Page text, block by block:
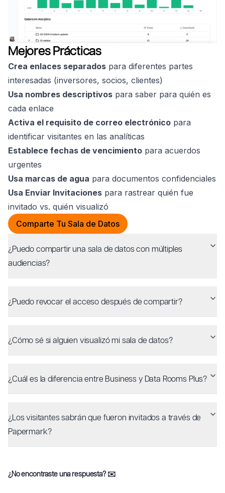
Mejores Prácticas
Crea enlaces separados para diferentes partes
interesadas (inversores, socios, clientes)
Usa nombres descriptivos para saber para quién es
cada enlace
Activa el requisito de correo electrónico para
identificar visitantes en las analíticas
Establece fechas de vencimiento para acuerdos
urgentes
Usa marcas de agua para documentos confidenciales
Usa Enviar Invitaciones para rastrear quién fue
invitado vs. quién visualizó
Comparte Tu Sala de Datos
¿Puedo compartir una sala de datos con múltiples
audiencias?
¿Puedo revocar el acceso después de compartir?
¿Cómo sé si alguien visualizó mi sala de datos?
¿Cuál es la diferencia entre Business y Data Rooms Plus?
¿Los visitantes sabrán que fueron invitados a través de
Papermark?
¿No encontraste una respuesta? ✉️